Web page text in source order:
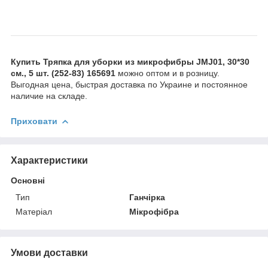
Купить Тряпка для уборки из микрофибры JMJ01, 30*30
см., 5 шт. (252-83) 165691 можно оптом и в розницу.
Выгодная цена, быстрая доставка по Украине и постоянное
наличие на складе.
Приховати
Характеристики
Основні
Тип
Ганчірка
Матеріал
Мікрофібра
Умови доставки